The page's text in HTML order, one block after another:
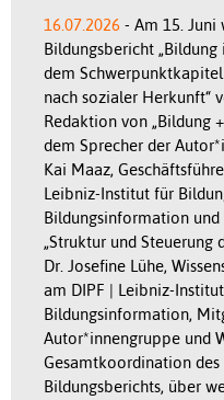
16.07.2026 - Am 15. Juni
Bildungsbericht
dem
nach sozialer Herkunft“
Redaktion von „Bildung
dem Sprecher der
Kai Maaz,
Leibniz-Institut für
Bildungsinformation
„Struktur und Steuerung
Dr. Josefine Lühe,
am DIPF | Leibniz-
Bildungsinformation,
Autor*innengruppe und
Gesamtkoordination
Bildungsberichts, über